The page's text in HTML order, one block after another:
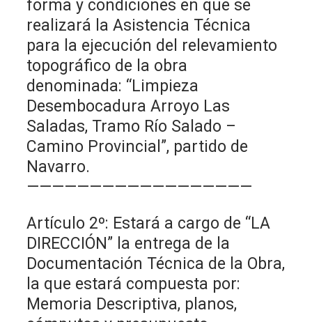
forma y condiciones en que se
realizará la Asistencia Técnica
para la ejecución del relevamiento
topográfico de la obra
denominada: “Limpieza
Desembocadura Arroyo Las
Saladas, Tramo Río Salado –
Camino Provincial”, partido de
Navarro.
——————————————————
Artículo 2º: Estará a cargo de “LA
DIRECCIÓN” la entrega de la
Documentación Técnica de la Obra,
la que estará compuesta por:
Memoria Descriptiva, planos,